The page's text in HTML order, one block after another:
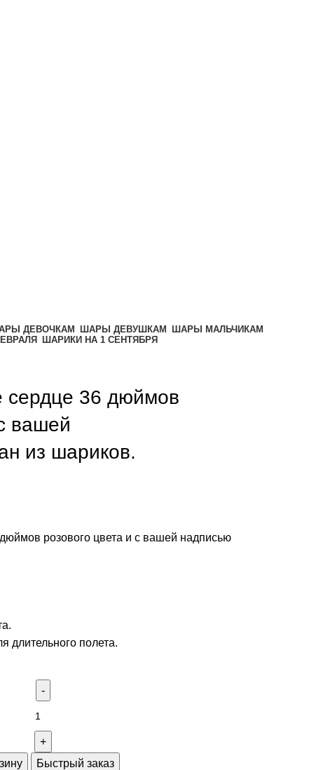
ДЕВОЧКАМ ШАРЫ ДЕВУШКАМ
ШАРЫ МАЛЬЧИКАМ
ШАРИКИ НА 1 СЕНТЯБРЯ
сердце 36 дюймов
вашей
из шариков.
розового цвета и с вашей надписью
длительного полета.
Быстрый заказ